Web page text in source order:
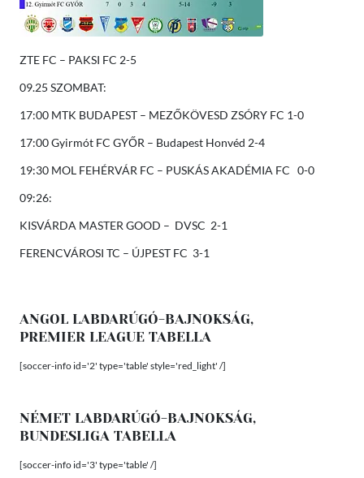
ZTE FC – PAKSI FC 2-5
09.25 SZOMBAT:
17:00 MTK BUDAPEST – MEZŐKÖVESD ZSÓRY FC 1-0
17:00 Gyirmót FC GYŐR – Budapest Honvéd 2-4
19:30 MOL FEHÉRVÁR FC – PUSKÁS AKADÉMIA FC 0-0
09:26:
KISVÁRDA MASTER GOOD – DVSC 2-1
FERENCVÁROSI TC – ÚJPEST FC 3-1
ANGOL LABDARÚGÓ-BAJNOKSÁG,
PREMIER LEAGUE TABELLA
[soccer-info id='2' type='table' style='red_light' /]
NÉMET LABDARÚGÓ-BAJNOKSÁG,
BUNDESLIGA TABELLA
[soccer-info id='3' type='table' /]